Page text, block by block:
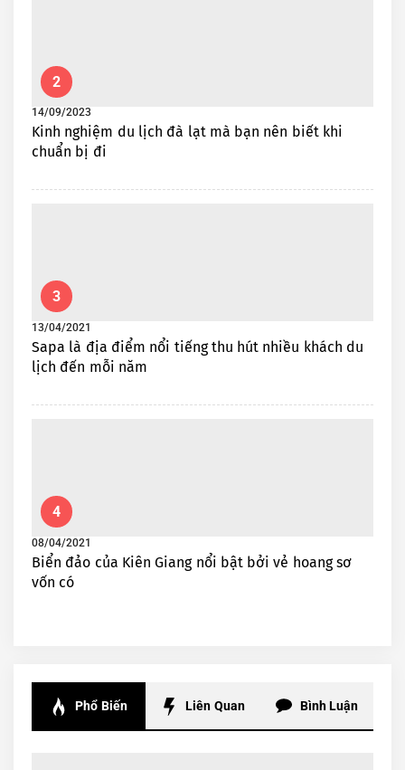
2
14/09/2023
Kinh nghiệm du lịch đà lạt mà bạn nên biết khi
chuẩn bị đi
3
13/04/2021
Sapa là địa điểm nổi tiếng thu hút nhiều khách du
lịch đến mỗi năm
4
08/04/2021
Biển đảo của Kiên Giang nổi bật bởi vẻ hoang sơ
vốn có
Phổ Biến Liên Quan Bình Luận